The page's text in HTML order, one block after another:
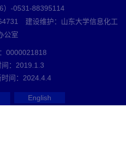
）-0531-88395114
建设维护：山东大学信息化工
公室
0000021818
： 2019 1 3
间： 2024 4 4
English